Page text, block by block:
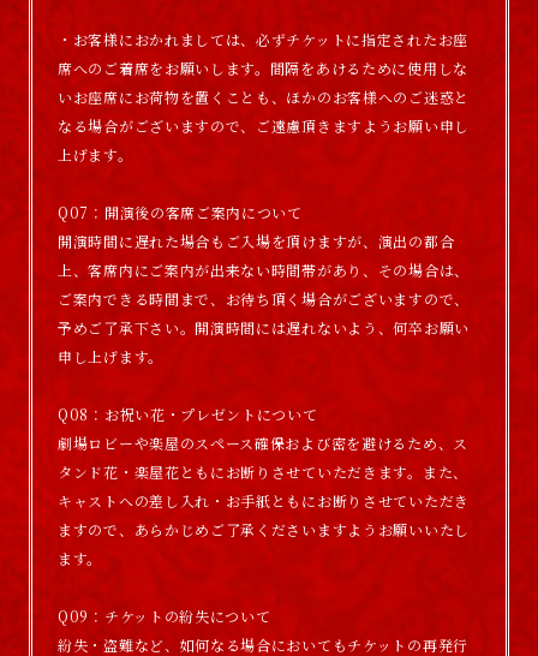
・お客様におかれましては、必ずチケットに指定されたお座
席へのご着席をお願いします。間隔をあけるために使用しな
いお座席にお荷物を置くことも、ほかのお客様へのご迷惑と
なる場合がございますので、ご遠慮頂きますようお願い申し
上げます。
Q07：開演後の客席ご案内について
開演時間に遅れた場合もご入場を頂けますが、演出の都合
上、客席内にご案内が出来ない時間帯があり、その場合は、
ご案内できる時間まで、お待ち頂く場合がございますので、
予めご了承下さい。開演時間には遅れないよう、何卒お願い
申し上げます。
Q08：お祝い花・プレゼントについて
劇場ロビーや楽屋のスペース確保および密を避けるため、ス
タンド花・楽屋花ともにお断りさせていただきます。また、
キャストへの差し入れ・お手紙ともにお断りさせていただき
ますので、あらかじめご了承くださいますようお願いいたし
ます。
Q09：チケットの紛失について
紛失・盗難など、如何なる場合においてもチケットの再発行